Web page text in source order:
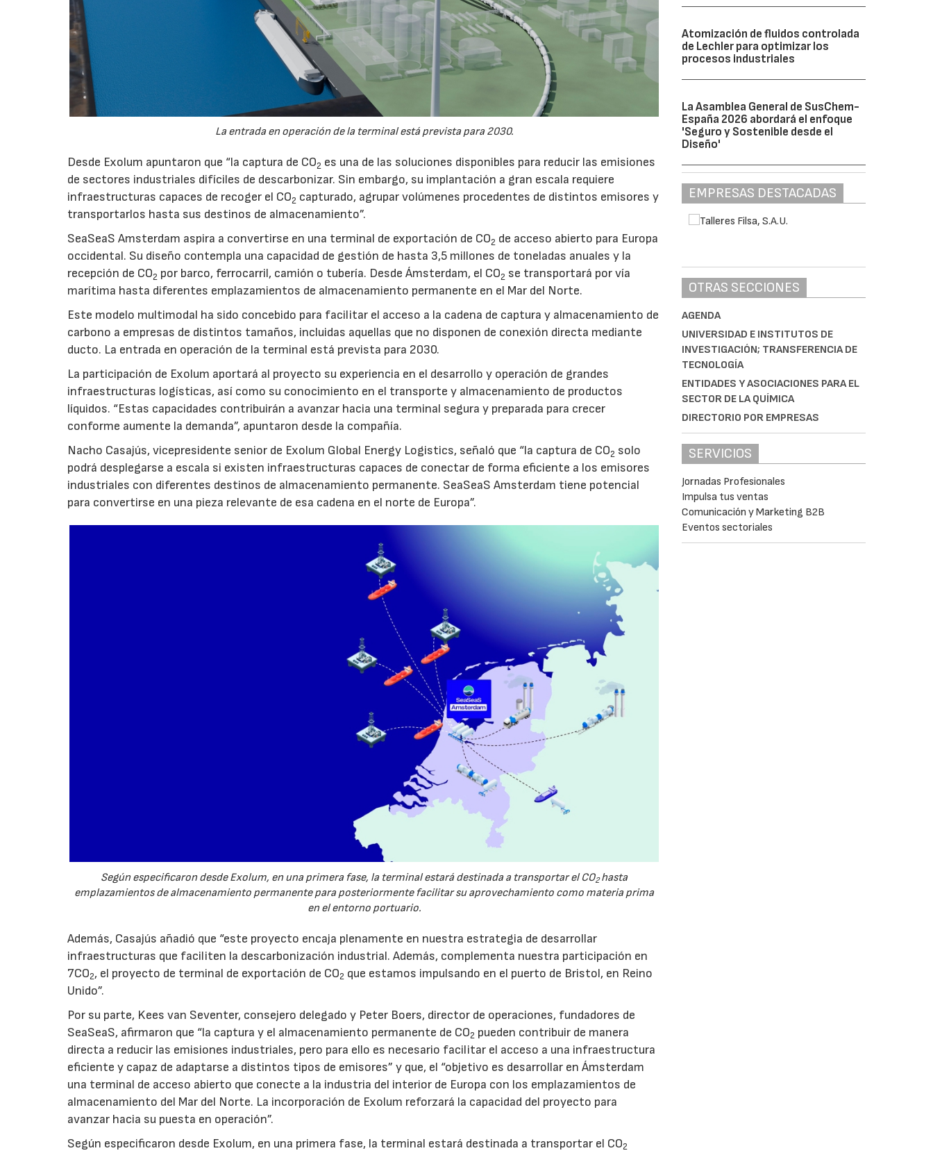
La entrada en operación de la terminal está prevista para 2030.
Desde Exolum apuntaron que “la captura de CO2 es una de las soluciones disponibles para reducir las emisiones
de sectores industriales difíciles de descarbonizar. Sin embargo, su implantación a gran escala requiere
infraestructuras capaces de recoger el CO2 capturado, agrupar volúmenes procedentes de distintos emisores y
transportarlos hasta sus destinos de almacenamiento”.
SeaSeaS Amsterdam aspira a convertirse en una terminal de exportación de CO2 de acceso abierto para Europa
occidental. Su diseño contempla una capacidad de gestión de hasta 3,5 millones de toneladas anuales y la
recepción de CO2 por barco, ferrocarril, camión o tubería. Desde Ámsterdam, el CO2 se transportará por vía
marítima hasta diferentes emplazamientos de almacenamiento permanente en el Mar del Norte.
Este modelo multimodal ha sido concebido para facilitar el acceso a la cadena de captura y almacenamiento de
carbono a empresas de distintos tamaños, incluidas aquellas que no disponen de conexión directa mediante
ducto. La entrada en operación de la terminal está prevista para 2030.
La participación de Exolum aportará al proyecto su experiencia en el desarrollo y operación de grandes
infraestructuras logísticas, así como su conocimiento en el transporte y almacenamiento de productos
líquidos. “Estas capacidades contribuirán a avanzar hacia una terminal segura y preparada para crecer
conforme aumente la demanda”, apuntaron desde la compañía.
Nacho Casajús, vicepresidente senior de Exolum Global Energy Logistics, señaló que “la captura de CO2 solo
podrá desplegarse a escala si existen infraestructuras capaces de conectar de forma eficiente a los emisores
industriales con diferentes destinos de almacenamiento permanente. SeaSeaS Amsterdam tiene potencial
para convertirse en una pieza relevante de esa cadena en el norte de Europa”.
Según especificaron desde Exolum, en una primera fase, la terminal estará destinada a transportar el CO2hasta
emplazamientos de almacenamiento permanente para posteriormente facilitar su aprovechamiento como materia prima
en el entorno portuario.
Además, Casajús añadió que “este proyecto encaja plenamente en nuestra estrategia de desarrollar
infraestructuras que faciliten la descarbonización industrial. Además, complementa nuestra participación en
7CO2, el proyecto de terminal de exportación de CO2 que estamos impulsando en el puerto de Bristol, en Reino
Unido”.
Por su parte, Kees van Seventer, consejero delegado y Peter Boers, director de operaciones, fundadores de
SeaSeaS, afirmaron que “la captura y el almacenamiento permanente de CO2 pueden contribuir de manera
directa a reducir las emisiones industriales, pero para ello es necesario facilitar el acceso a una infraestructura
eficiente y capaz de adaptarse a distintos tipos de emisores” y que, el “objetivo es desarrollar en Ámsterdam
una terminal de acceso abierto que conecte a la industria del interior de Europa con los emplazamientos de
almacenamiento del Mar del Norte. La incorporación de Exolum reforzará la capacidad del proyecto para
avanzar hacia su puesta en operación”.
Según especificaron desde Exolum, en una primera fase, la terminal estará destinada a transportar el CO2
Atomización de fluidos controlada
de Lechler para optimizar los
procesos industriales
La Asamblea General de SusChem-
España 2026 abordará el enfoque
'Seguro y Sostenible desde el
Diseño'
EMPRESAS DESTACADAS
OTRAS SECCIONES
AGENDA
UNIVERSIDAD E INSTITUTOS DE
INVESTIGACIÓN; TRANSFERENCIA DE
TECNOLOGÍA
ENTIDADES Y ASOCIACIONES PARA EL
SECTOR DE LA QUÍMICA
DIRECTORIO POR EMPRESAS
SERVICIOS
Jornadas Profesionales
Impulsa tus ventas
Comunicación y Marketing B2B
Eventos sectoriales